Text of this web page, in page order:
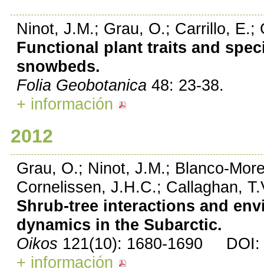
Ninot, J.M.; Grau, O.; Carrillo, E.;
Functional plant traits and
snowbeds.
Folia Geobotanica 48: 23-38.
+ información
2012
Grau, O.; Ninot, J.M.; Blanco-
Cornelissen, J.H.C.; Callaghan,
Shrub-tree interactions and
dynamics in the Subarctic.
Oikos 121(10): 1680-1690 DOI:
+ información